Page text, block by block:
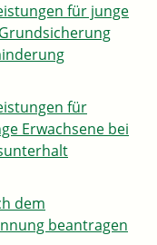
für junge
für
Erwachsene bei
dem
beantragen